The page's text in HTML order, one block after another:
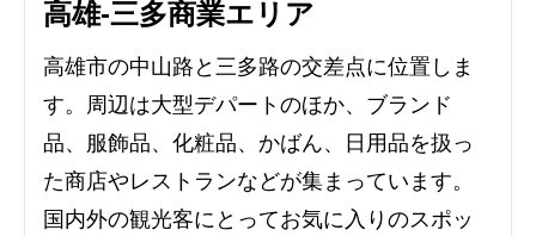
高雄-三多商業エリア
高雄市の中山路と三多路の交差点に位置しま
す。周辺は大型デパートのほか、ブランド
品、服飾品、化粧品、かばん、日用品を扱っ
た商店やレストランなどが集まっています。
国内外の観光客にとってお気に入りのスポッ